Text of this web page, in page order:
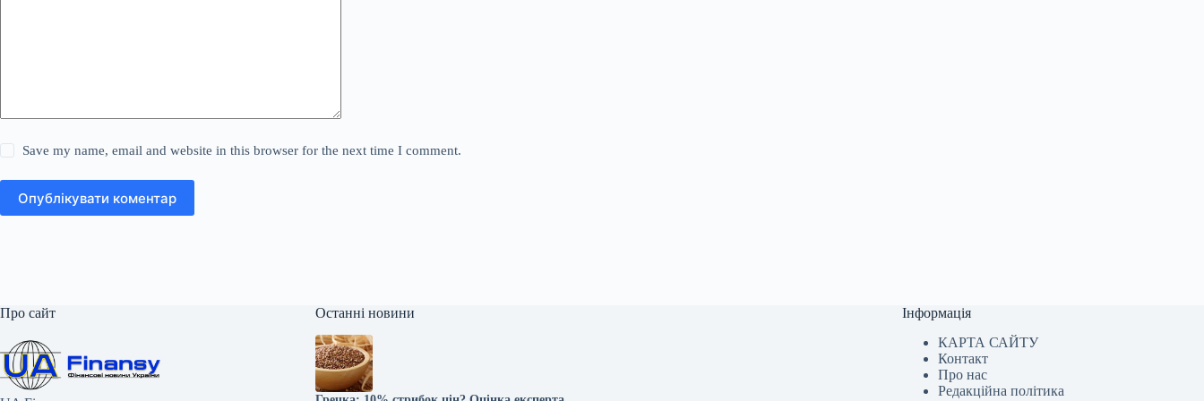
Save my name, email and website in this browser for the next time I comment.
Опублікувати коментар
Про сайт Останні новини
Інформація
КАРТА САЙТУ
Контакт
Про нас
Редакційна політика